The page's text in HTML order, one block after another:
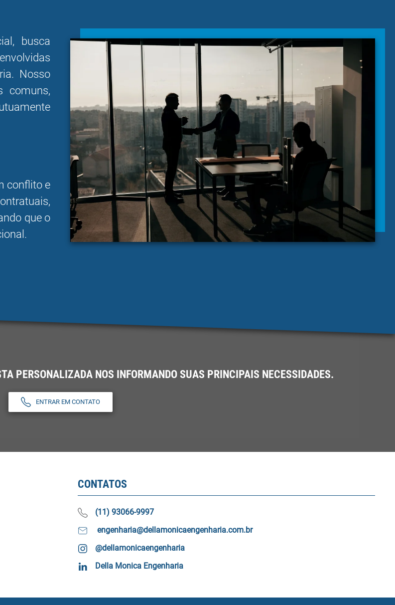
busca
Nosso
comuns,
conflito e
que o
PERSONALIZADA NOS INFORMANDO SUAS PRINCIPAIS NECESSIDADES.
ENTRAR EM CONTATO
CONTATOS
(11) 93066-9997
engenharia@dellamonicaengenharia.com.br
@dellamonicaengenharia
Della Monica Engenharia